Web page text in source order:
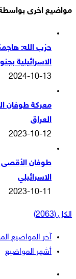
مواضيع اخرى بواسطة
حزب الله:
الاسرائيلية
2024-10-13
معركة طوفان
العراق
2023-10-12
طوفان
الاسرائيلي
2023-10-11
الكل (2063)
آخر المواضيع
أشهر المواضيع